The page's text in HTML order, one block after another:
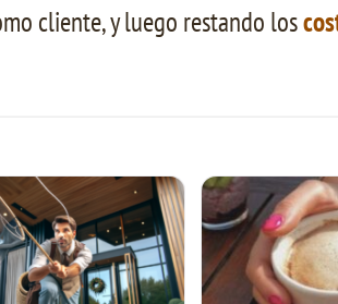
cliente, y luego restando los